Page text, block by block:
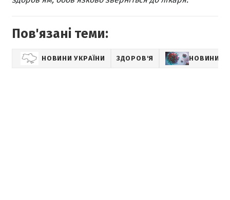
Пов'язані теми:
НОВИНИ УКРАЇНИ ЗДОРОВ'Я НОВИНИ